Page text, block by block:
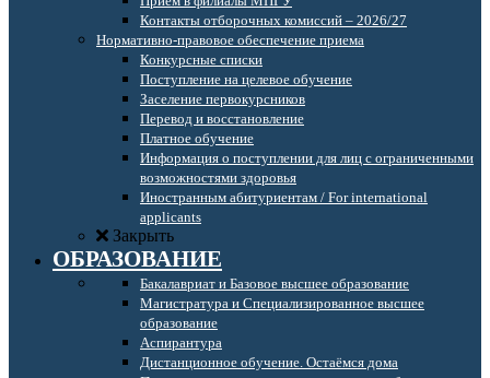
Контакты отборочных комиссий – 2026/27
Нормативно-правовое обеспечение приема
Конкурсные списки
Поступление на целевое обучение
Заселение первокурсников
Перевод и восстановление
Платное обучение
Информация о поступлении для лиц с ограниченными
возможностями здоровья
Иностранным абитуриентам / For international
applicants
Закрыть
ОБРАЗОВАНИЕ
Бакалавриат и Базовое высшее образование
Магистратура и Специализированное высшее
образование
Аспирантура
Дистанционное обучение. Остаёмся дома